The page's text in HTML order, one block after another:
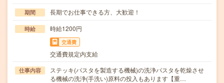
期間 長期でお仕事できる方、大歓迎！
時給 時給1200円
交通費
交通費規定内支給
仕事内容
ステッキ(パスタを製造する機械)の洗浄パスタを乾燥させ
る機械の洗浄(手洗い)原料の投入もあります【重…